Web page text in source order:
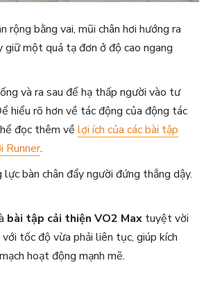
rộng bằng vai, mũi chân hơi hướng ra
giữ một quả tạ đơn ở độ cao ngang
và ra sau để hạ thấp người vào tư
hiểu rõ hơn về tác động của động tác
đọc thêm về lợi ích của các bài tập
Runner.
lực bàn chân đẩy người đứng thẳng dậy.
bài tập cải thiện VO2 Max tuyệt vời
tốc độ vừa phải liên tục, giúp kích
hoạt động mạnh mẽ.